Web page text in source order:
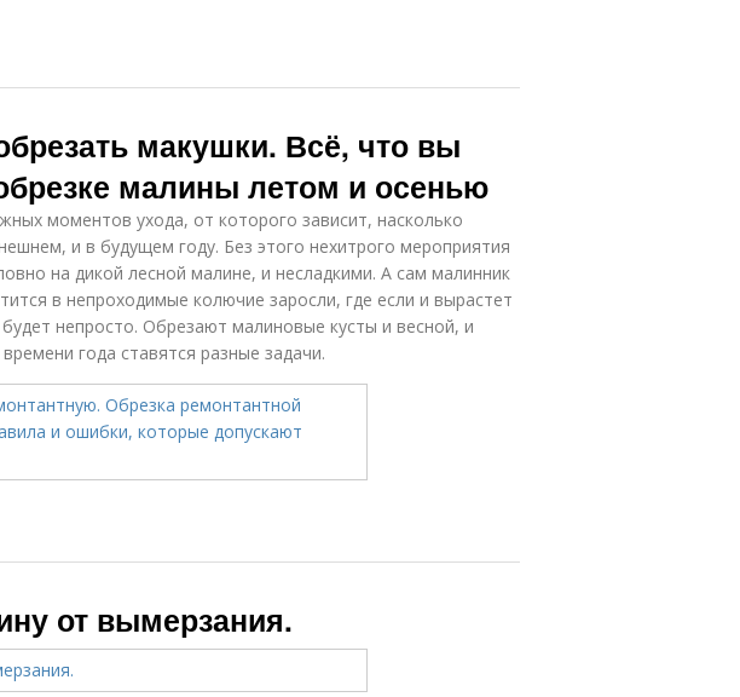
макушки. Всё, что вы
малины летом и осенью
моментов ухода, от которого зависит, насколько
и в будущем году. Без этого нехитрого мероприятия
на дикой лесной малине, и несладкими. А сам малинник
в непроходимые колючие заросли, где если и вырастет
непросто. Обрезают малиновые кусты и весной, и
года ставятся разные задачи.
от вымерзания.